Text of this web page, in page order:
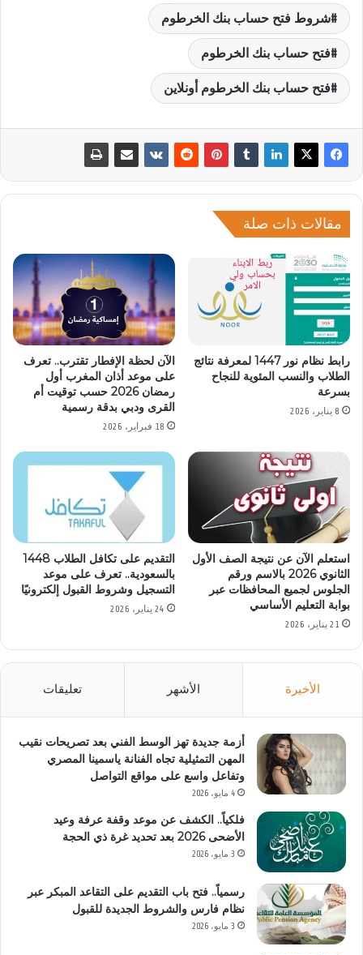
شروط فتح حساب بنك الخرطوم
فتح حساب بنك الخرطوم
فتح حساب بنك الخرطوم أونلاين
مقالات ذات صلة
رابط نظام نور 1447 لمعرفة نتائج
الطلاب والنسب المئوية للنجاح
بسرعة
8 يناير، 2026
الآن لحظة الإفطار تقترب.. تعرف
على موعد أذان المغرب أول
رمضان 2026 حسب توقيت أم
القرى ودبي بدقة رسمية
18 فبراير، 2026
استعلم الآن عن نتيجة الصف الأول
الثانوي 2026 بالاسم ورقم
الجلوس لجميع المحافظات عبر
بوابة التعليم الأساسي
21 يناير، 2026
التقديم على تكافل الطلاب 1448
بالسعودية.. تعرف على موعد
التسجيل وشروط القبول إلكترونيًا
24 يناير، 2026
الأخيرة الأشهر تعليقات
أزمة جديدة تهز الوسط الفني بعد تصريحات نقيب
المهن التمثيلية تجاه الفنانة ياسمينا المصري
وتفاعل واسع على مواقع التواصل
4 مايو، 2026
فلكياً.. الكشف عن موعد وقفة عرفة وعيد
الأضحى 2026 بعد تحديد غرة ذي الحجة
3 مايو، 2026
رسمياً.. فتح باب التقديم على التقاعد المبكر عبر
نظام فارس والشروط الجديدة للقبول
3 مايو، 2026